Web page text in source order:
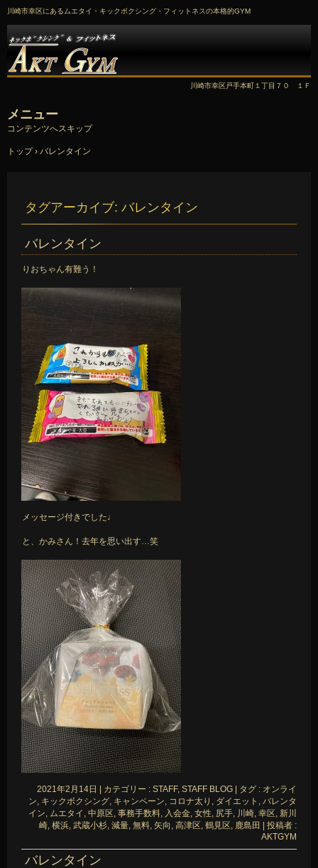
川崎市幸区にあるムエタイ・キックボクシング・フィットネスの本格的GYM
川崎市幸区戸手本町１丁目７０ １Ｆ
メニュー
コンテンツへスキップ
トップ › バレンタイン
タグアーカイブ: バレンタイン
バレンタイン
りおちゃん有難う！
メッセージ付きでした♩
と、かみさん！去年を思い出す…笑
2021年2月14日 カテゴリー : STAFF, STAFF BLOG タグ : オンライ
ン, キックボクシング, キャンペーン, コロナ太り , ダイエット , バレンタ
イン, ムエタイ , 中原区, 事務手数料, 入会金, 女性, 尻手, 川崎, 幸区, 新川
崎, 横浜, 武蔵小杉, 減量, 無料, 矢向 , 高津区, 鶴見区, 鹿島田
投稿者 :
AKTGYM
バレンタイン